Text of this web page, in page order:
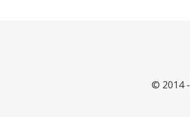
© 2014 -